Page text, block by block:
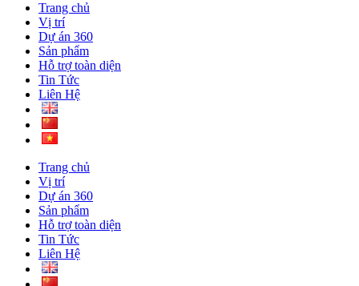
Trang chủ
Vị trí
Dự án 360
Sản phẩm
Hỗ trợ toàn diện
Tin Tức
Liên Hệ
Trang chủ
Vị trí
Dự án 360
Sản phẩm
Hỗ trợ toàn diện
Tin Tức
Liên Hệ